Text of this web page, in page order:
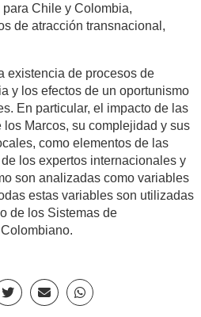
Chile y Colombia,
de atracción transnacional,
existencia de procesos de
y los efectos de un oportunismo
En particular, el impacto de las
Marcos, su complejidad y sus
como elementos de las
los expertos internacionales y
son analizadas como variables
estas variables son utilizadas
de los Sistemas de